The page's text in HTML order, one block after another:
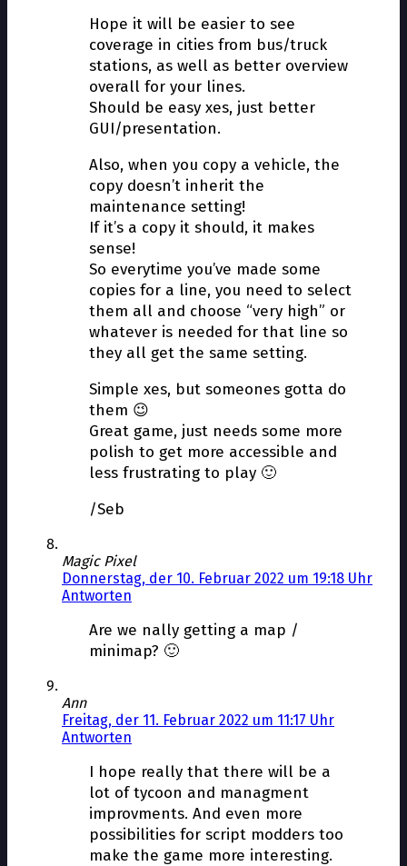
Hope it will be easier to see
coverage in cities from bus/truck
stations, as well as better overview
overall for your lines.
Should be easy fixes, just better
GUI/presentation.
Also, when you copy a vehicle, the
copy doesn’t inherit the
maintenance setting!
If it’s a copy it should, it makes
sense!
So everytime you’ve made some
copies for a line, you need to select
them all and choose “very high” or
whatever is needed for that line so
they all get the same setting.
Simple fixes, but someones gotta do
them 😉
Great game, just needs some more
polish to get more accessible and
less frustrating to play 🙂
/Seb
Magic Pixel
Donnerstag, der 10. Februar 2022 um 19:18 Uhr
Antworten
Are we finally getting a map /
minimap? 🙂
Ann
Freitag, der 11. Februar 2022 um 11:17 Uhr
Antworten
I hope really that there will be a
lot of tycoon and managment
improvments. And even more
possibilities for script modders too
make the game more interesting.